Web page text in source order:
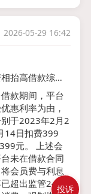
投诉
2026-05-29 16:42
抬高借款综合
款期间，平台
惠利率为由，
于2023年2月2
14日扣费399
元。 上述会
未在借款合同
会员费与利息
超出监管24%